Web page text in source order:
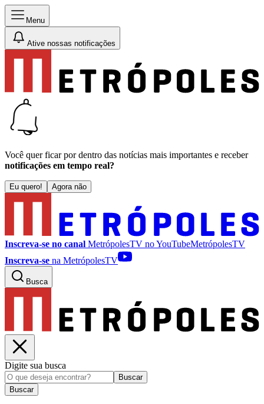
Menu
Ative nossas notificações
Você quer ficar por dentro das notícias mais importantes e receber
notificações em tempo real?
Eu quero! Agora não
Inscreva-se no canal MetrópolesTV noYouTubeMetrópolesTV
Inscreva-se na MetrópolesTV
Busca
Digite sua busca
Buscar
Buscar